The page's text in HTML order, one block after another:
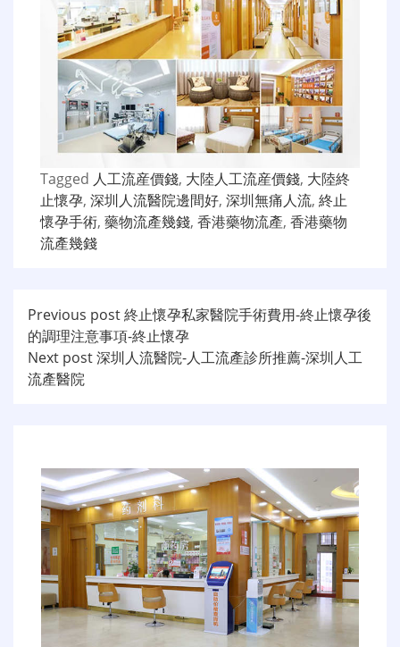
Tagged 人工流産價錢, 大陸人工流産價錢, 大陸終
止懷孕, 深圳人流醫院邊間好, 深圳無痛人流, 終止
懷孕手術, 藥物流產幾錢, 香港藥物流產, 香港藥物
流產幾錢
文
章
导
Previous post終止懷孕私家醫院手術費用-終止懷孕後
的調理注意事項-終止懷孕
Next post深圳人流醫院-人工流產診所推薦-深圳人工
流產醫院